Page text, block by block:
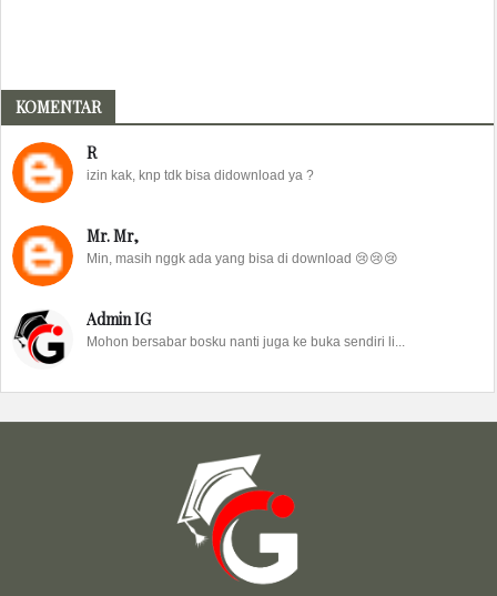
KOMENTAR
R
izin kak, knp tdk bisa didownload ya ?
Mr. Mr,
Min, masih nggk ada yang bisa di download 😢😢😢
Admin IG
Mohon bersabar bosku nanti juga ke buka sendiri li...